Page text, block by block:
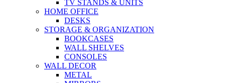
TV STANDS & UNITS
HOME OFFICE
DESKS
STORAGE & ORGANIZATION
BOOKCASES
WALL SHELVES
CONSOLES
WALL DECOR
METAL